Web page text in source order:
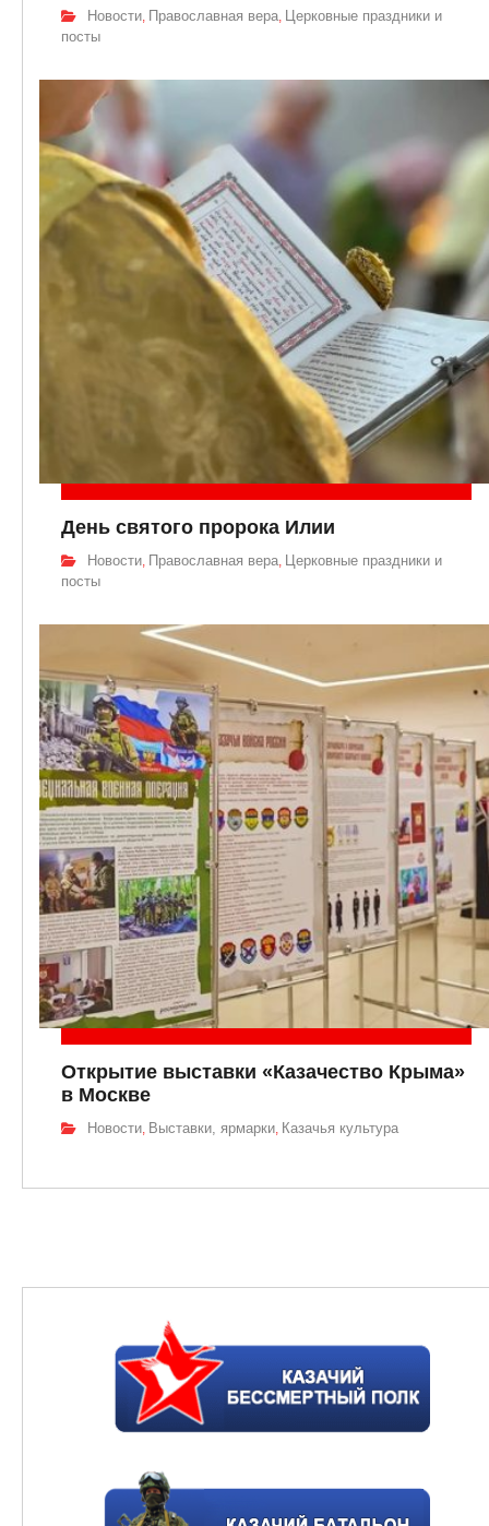
Новости, Православная вера, Церковные праздники и
посты
День святого пророка Илии
Новости, Православная вера, Церковные праздники и
посты
Открытие выставки «Казачество Крыма»
в Москве
Новости, Выставки, ярмарки, Казачья культура